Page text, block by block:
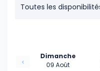
Toutes les
Dimanche
09 Août